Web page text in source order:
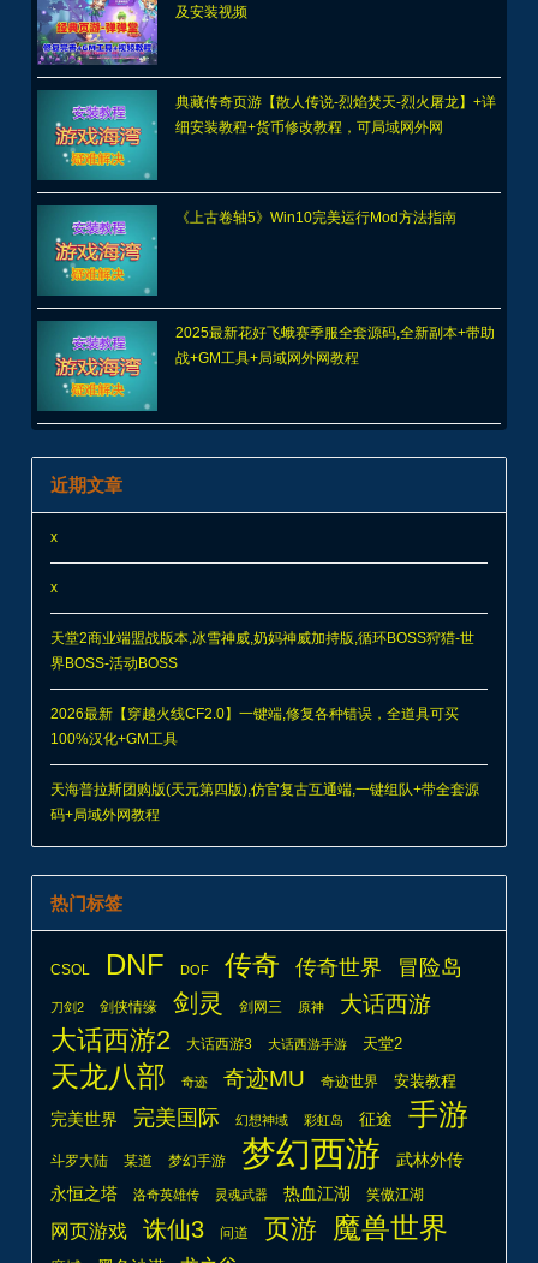
及安装视频
典藏传奇页游【散人传说-烈焰焚天-烈火屠龙】+详
细安装教程+货币修改教程，可局域网外网
《上古卷轴5》Win10完美运行Mod方法指南
2025最新花好飞蛾赛季服全套源码,全新副本+带助
战+GM工具+局域网外网教程
近期文章
x
x
天堂2商业端盟战版本,冰雪神威,奶妈神威加持版,循环BOSS狩猎-世
界BOSS-活动BOSS
2026最新【穿越火线CF2.0】一键端,修复各种错误，全道具可买
100%汉化+GM工具
天海普拉斯团购版(天元第四版),仿官复古互通端,一键组队+带全套源
码+局域外网教程
热门标签
CSOL DNF DOF 传奇 传奇世界 冒险岛
刀剑2 剑侠情缘 剑灵 剑网三 原神 大话西游
大话西游2 大话西游3 大话西游手游 天堂2
天龙八部 奇迹 奇迹MU 奇迹世界 安装教程
完美世界 完美国际 幻想神域 彩虹岛 征途 手游
斗罗大陆 某道 梦幻手游 梦幻西游
武林外传
永恒之塔
洛奇英雄传 灵魂武器 热血江湖 笑傲江湖
网页游戏 诛仙3 问道 页游 魔兽世界